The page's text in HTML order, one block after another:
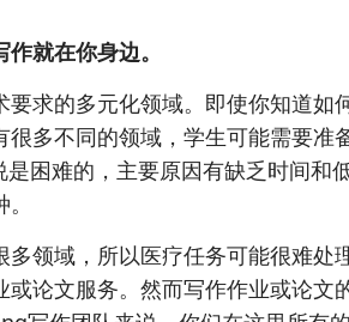
就在你身边。
要求的多元化领域。即使你知道如
很多不同的领域，学生可能需要准
是困难的，主要原因有缺乏时间
多领域，所以医疗任务可能很难
或论文服务。然而写作作业或论文